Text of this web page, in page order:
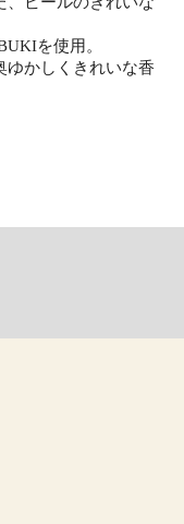
を使用。
ゆかしくきれいな香